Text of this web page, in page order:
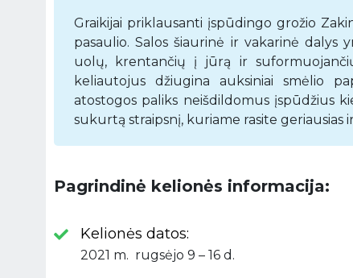
Graikijai priklausanti įspūdingo grožio
pasaulio. Salos šiaurinė ir vakarinė
uolų, krentančių į jūrą ir
keliautojus džiugina auksiniai smėlio
atostogos paliks neišdildomus įspūdžius
sukurtą straipsnį, kuriame rasite geriausias
Pagrindinė kelionės informacija:
Kelionės datos:
2021 m. rugsėjo 9 – 16 d.